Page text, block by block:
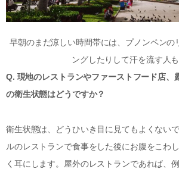
早朝のまだ涼しい時間帯には、プノンペンの
ングしたりして汗を流す人
Q. 現地のレストランやファーストフード店、
の衛生状態はどうですか？
衛生状態は、どうひいき目に見てもよくない
ルのレストランで食事をした後にお腹をこわ
く耳にします。屋外のレストランであれば、